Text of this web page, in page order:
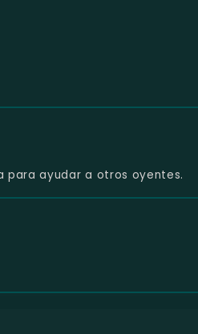
para ayudar a otros oyentes.